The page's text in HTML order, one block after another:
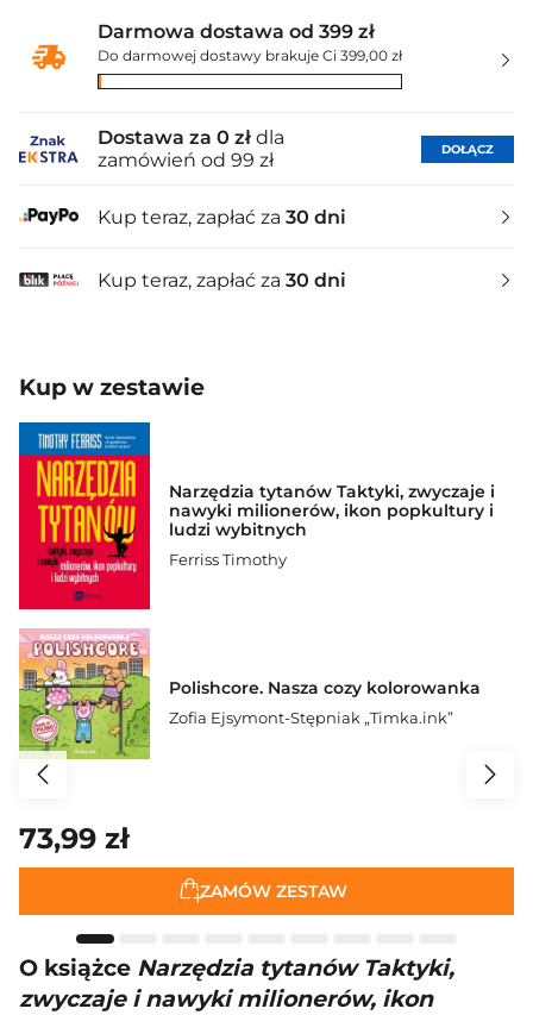
Darmowa dostawa od 399 zł
Do darmowej dostawy brakuje Ci 399,00 zł
Dostawa za 0 zł dla
zamówień od 99 zł
DOŁĄCZ
Kup teraz, zapłać za 30 dni
Kup teraz, zapłać za 30 dni
Kup w zestawie
Narzędzia tytanów Taktyki, zwyczaje i
nawyki milionerów, ikon popkultury i
ludzi wybitnych
Ferriss Timothy
Polishcore. Nasza cozy kolorowanka
Zofia Ejsymont-Stępniak „Timka.ink”
73,99 zł
ZAMÓW ZESTAW
O książce Narzędzia tytanów Taktyki,
zwyczaje i nawyki milionerów, ikon